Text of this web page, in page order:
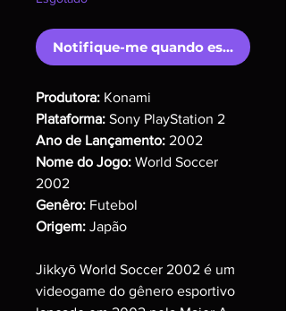
Notifique-me quando estiver
Produtora: Konami
Plataforma: Sony PlayStation 2
Ano de Lançamento: 2002
Nome do Jogo: World Soccer
2002
Genêro: Futebol
Origem: Japão
Jikkyō World Soccer 2002 é um
videogame do gênero esportivo